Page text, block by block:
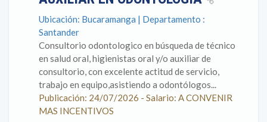
Ubicación: Bucaramanga | Departamento :
Santander
Consultorio odontologico en búsqueda de técnico
en salud oral, higienistas oral y/o auxiliar de
consultorio, con excelente actitud de servicio,
trabajo en equipo,asistiendo a odontólogos...
Publicación: 24/07/2026 - Salario: A CONVENIR
MAS INCENTIVOS